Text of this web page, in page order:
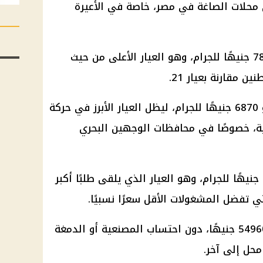
محلات الصاغة في مصر، خاصة في الأعيرة
وسجل سعر الذهب عيار 24 نحو 7851 جنيهًا للجرام، وهو العيار الأعلى من حيث
مقارنة بعيار 21.
أما سعر الذهب عيار 21 فسجل نحو 6870 جنيهًا للجرام، ليظل العيار الأبرز في حركة
خصوصًا في محافظات الوجهين البحري
وبلغ سعر الذهب عيار 18 نحو 5889 جنيهًا للجرام، وهو العيار الذي يلقى طلبًا أكبر
تفضل المشغولات الأقل سعرًا نسبيًا.
كما سجل سعر الجنيه الذهب نحو 54960 جنيهًا، دون احتساب المصنعية أو الدمغة
إلى آخر.